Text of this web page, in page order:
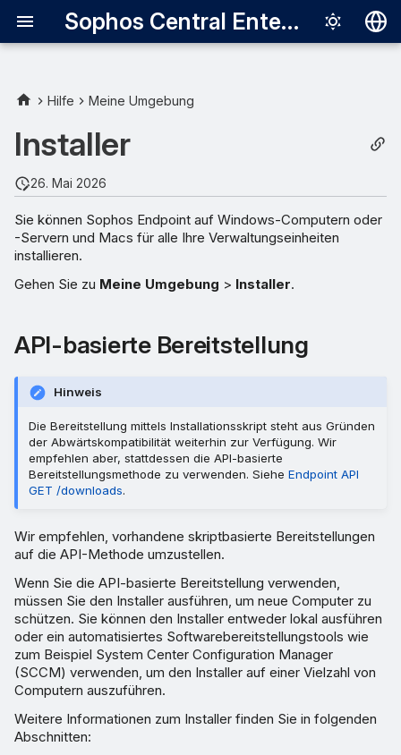
Sophos Central Enterprise
Italiano
日本語
Hilfe Meine Umgebung
Installer
26. Mai 2026
Sie können Sophos Endpoint auf Windows-Computern oder
-Servern und Macs für alle Ihre Verwaltungseinheiten
installieren.
Gehen Sie zu Meine Umgebung > Installer.
API-basierte Bereitstellung
Hinweis
Die Bereitstellung mittels Installationsskript steht aus Gründen
der Abwärtskompatibilität weiterhin zur Verfügung. Wir
empfehlen aber, stattdessen die API-basierte
Bereitstellungsmethode zu verwenden. Siehe Endpoint API
GET /downloads.
Wir empfehlen, vorhandene skriptbasierte Bereitstellungen
auf die API-Methode umzustellen.
Wenn Sie die API-basierte Bereitstellung verwenden,
müssen Sie den Installer ausführen, um neue Computer zu
schützen. Sie können den Installer entweder lokal ausführen
oder ein automatisiertes Softwarebereitstellungstools wie
zum Beispiel System Center Configuration Manager
(SCCM) verwenden, um den Installer auf einer Vielzahl von
Computern auszuführen.
Weitere Informationen zum Installer finden Sie in folgenden
Abschnitten: